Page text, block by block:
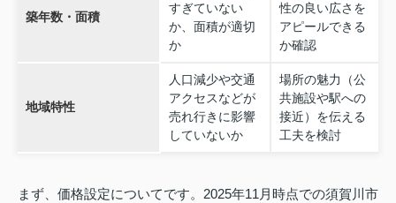
築年数・面積
すぎていない
か、面積が適切
か
性の良い広さを
アピールできる
か確認
地域特性
人口減少や交通
アクセスなどが
売れ行きに影響
していないか
場所の魅力（公
共施設や駅への
接近）を伝える
工夫を検討
まず、価格設定についてです。2025年11月時点での須賀川市